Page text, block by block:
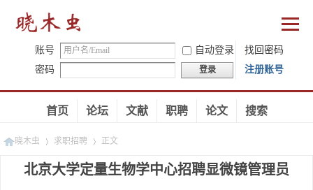
账号 自动登录
找回密码
密码
登录 注册账号
首页 论坛 文献 职聘 论文 搜索
晓木虫 求职招聘 正文
北京大学定量生物学中心招聘显微镜管理员